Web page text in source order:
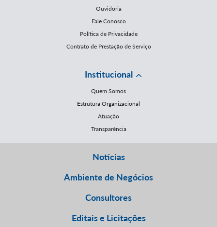
Ouvidoria
Fale Conosco
Política de Privacidade
Contrato de Prestação de Serviço
Institucional
Quem Somos
Estrutura Organizacional
Atuação
Transparência
Notícias
Ambiente de Negócios
Consultores
Editais e Licitações